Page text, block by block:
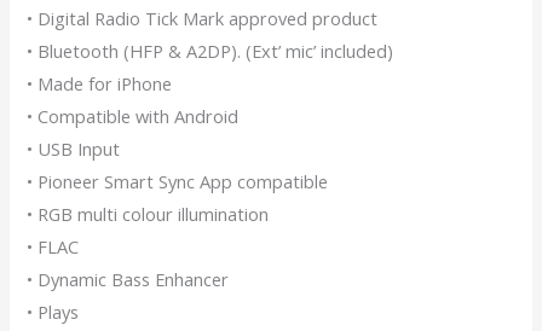
• Digital Radio Tick Mark approved product
• Bluetooth (HFP & A2DP). (Ext’ mic’ included)
• Made for iPhone
• Compatible with Android
• USB Input
• Pioneer Smart Sync App compatible
• RGB multi colour illumination
• FLAC
• Dynamic Bass Enhancer
• Plays